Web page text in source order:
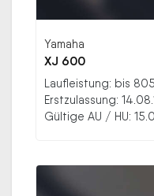
Yamaha
XJ 600
Laufleistung: bis
Erstzulassung:
Gültige AU / HU: